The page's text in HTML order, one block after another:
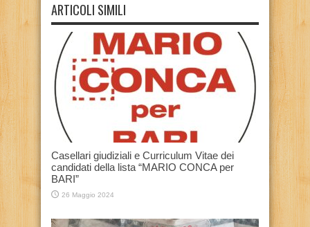
ARTICOLI SIMILI
Casellari giudiziali e Curriculum Vitae dei
candidati della lista “MARIO CONCA per
BARI”
26 Maggio 2024